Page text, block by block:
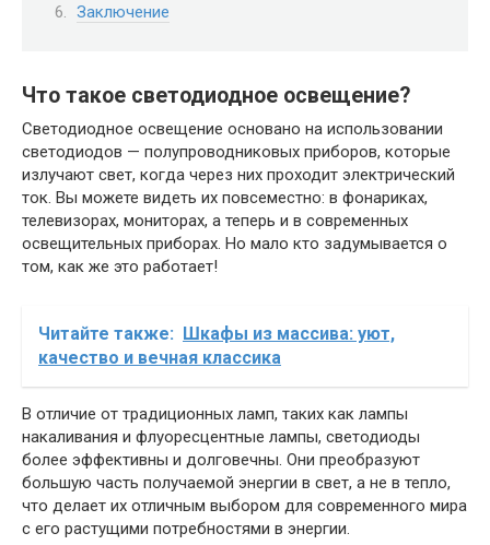
Заключение
Что такое светодиодное освещение?
Светодиодное освещение основано на использовании
светодиодов — полупроводниковых приборов, которые
излучают свет, когда через них проходит электрический
ток. Вы можете видеть их повсеместно: в фонариках,
телевизорах, мониторах, а теперь и в современных
освещительных приборах. Но мало кто задумывается о
том, как же это работает!
Читайте также: Шкафы из массива: уют,
качество и вечная классика
В отличие от традиционных ламп, таких как лампы
накаливания и флуоресцентные лампы, светодиоды
более эффективны и долговечны. Они преобразуют
большую часть получаемой энергии в свет, а не в тепло,
что делает их отличным выбором для современного мира
с его растущими потребностями в энергии.